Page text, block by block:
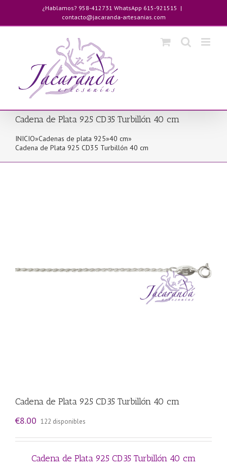
contenido
¿Hablamos? 958-412731 WhatsApp 615-921515 |
contacto@jacaranda-artesanias.com
Cadena de Plata 925 CD35 Turbillón 40 cm
INICIO»Cadenas de plata 925»40 cm»
Cadena de Plata 925 CD35 Turbillón 40 cm
Cadena de Plata 925 CD35 Turbillón 40 cm
€8.00 122 disponibles
Cadena de Plata 925 CD35 Turbillón 40 cm